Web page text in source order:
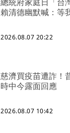
賴清德幽默喊：等
2026.08.07 20:22
慈濟買疫苗遭詐
時中今露面回應
2026.08.07 10:42